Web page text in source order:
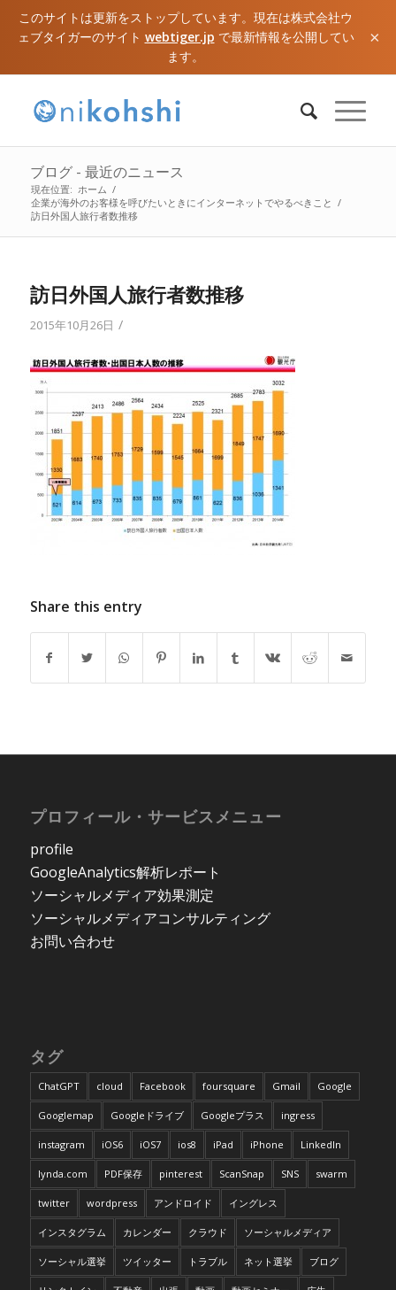
このサイトは更新をストップしています。現在は株式会社ウ
ェブタイガーのサイト webtiger.jp で最新情報を公開してい
ます。
×
ブログ - 最近のニュース
現在位置: ホーム /
企業が海外のお客様を呼びたいときにインターネットでやるべきこと /
訪日外国人旅行者数推移
訪日外国人旅行者数推移
2015年10月26日 /
Share this entry
プロフィール・サービスメニュー
profile
GoogleAnalytics解析レポート
ソーシャルメディア効果測定
ソーシャルメディアコンサルティング
お問い合わせ
タグ
ChatGPT cloud Facebook foursquare Gmail Google
Googlemap Googleドライブ Googleプラス ingress
instagram iOS6 iOS7 ios8 iPad iPhone LinkedIn
lynda.com PDF保存 pinterest ScanSnap SNS swarm
twitter wordpress アンドロイド イングレス
インスタグラム カレンダー クラウド ソーシャルメディア
ソーシャル選挙 ツイッター トラブル ネット選挙 ブログ